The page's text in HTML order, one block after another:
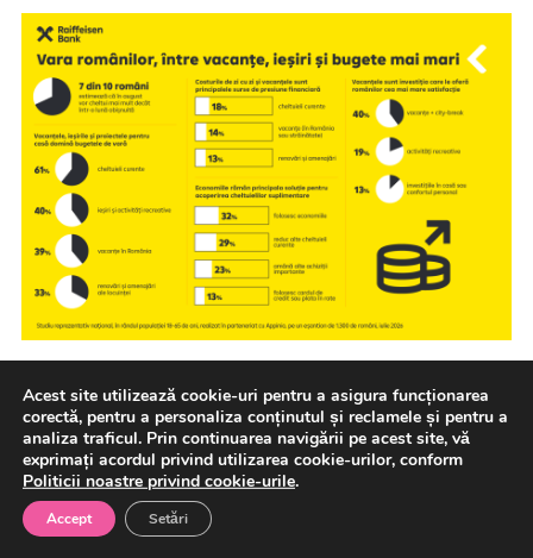
pentru majoritatea românilor, arată cel mai recent
sondaj […]
7 august 2026 AfaceriBanci
Acest site utilizează cookie-uri pentru a asigura funcționarea
corectă, pentru a personaliza conținutul și reclamele și pentru a
analiza traficul. Prin continuarea navigării pe acest site, vă
exprimați acordul privind utilizarea cookie-urilor, conform
Politicii noastre privind cookie-urile.
Accept Setări